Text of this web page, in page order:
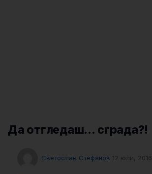
Да отгледаш… сграда?!
Светослав Стефанов 12 юли, 2016